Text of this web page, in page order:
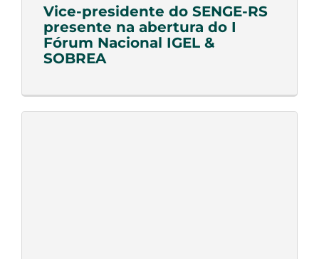
Vice-presidente do SENGE-RS
presente na abertura do I
Fórum Nacional IGEL &
SOBREA